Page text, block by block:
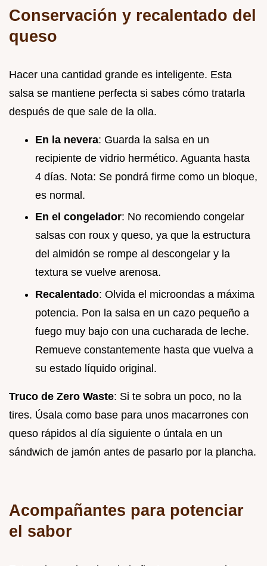
Conservación y recalentado del
queso
Hacer una cantidad grande es inteligente. Esta
salsa se mantiene perfecta si sabes cómo tratarla
después de que sale de la olla.
En la nevera: Guarda la salsa en un
recipiente de vidrio hermético. Aguanta hasta
4 días. Nota: Se pondrá firme como un bloque,
es normal.
En el congelador: No recomiendo congelar
salsas con roux y queso, ya que la estructura
del almidón se rompe al descongelar y la
textura se vuelve arenosa.
Recalentado: Olvida el microondas a máxima
potencia. Pon la salsa en un cazo pequeño a
fuego muy bajo con una cucharada de leche.
Remueve constantemente hasta que vuelva a
su estado líquido original.
Truco de Zero Waste: Si te sobra un poco, no la
tires. Úsala como base para unos macarrones con
queso rápidos al día siguiente o úntala en un
sándwich de jamón antes de pasarlo por la plancha.
Acompañantes para potenciar
el sabor